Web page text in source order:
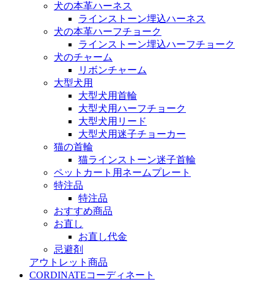
犬の本革ハーネス
ラインストーン埋込ハーネス
犬の本革ハーフチョーク
ラインストーン埋込ハーフチョーク
犬のチャーム
リボンチャーム
大型犬用
大型犬用首輪
大型犬用ハーフチョーク
大型犬用リード
大型犬用迷子チョーカー
猫の首輪
猫ラインストーン迷子首輪
ペットカート用ネームプレート
特注品
特注品
おすすめ商品
お直し
お直し代金
忌避剤
アウトレット商品
CORDINATEコーディネート